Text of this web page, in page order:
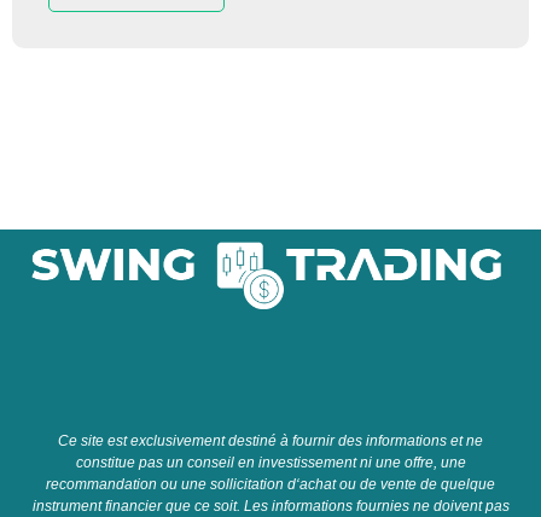
Ce site estexclusivementdestiné à fournirdes informations etne
constituepasun conseilen investissementniuneoffre, une
recommandation ou une sollicitation d‘achatou de vente de quelque
instrumentfinancierquecesoit. Lesinformationsfourniesnedoiventpas